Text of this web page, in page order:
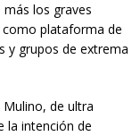
los graves
plataforma de
y grupos de extrema
de ultra
la intención de